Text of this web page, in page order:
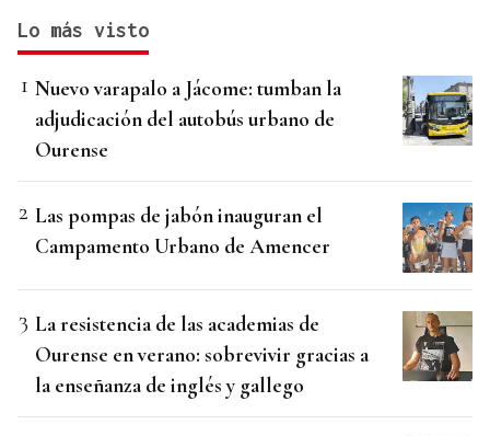
Lo más visto
Nuevo varapalo a Jácome: tumban la
adjudicación del autobús urbano de
Ourense
Las pompas de jabón inauguran el
Campamento Urbano de Amencer
La resistencia de las academias de
Ourense en verano: sobrevivir gracias a
la enseñanza de inglés y gallego